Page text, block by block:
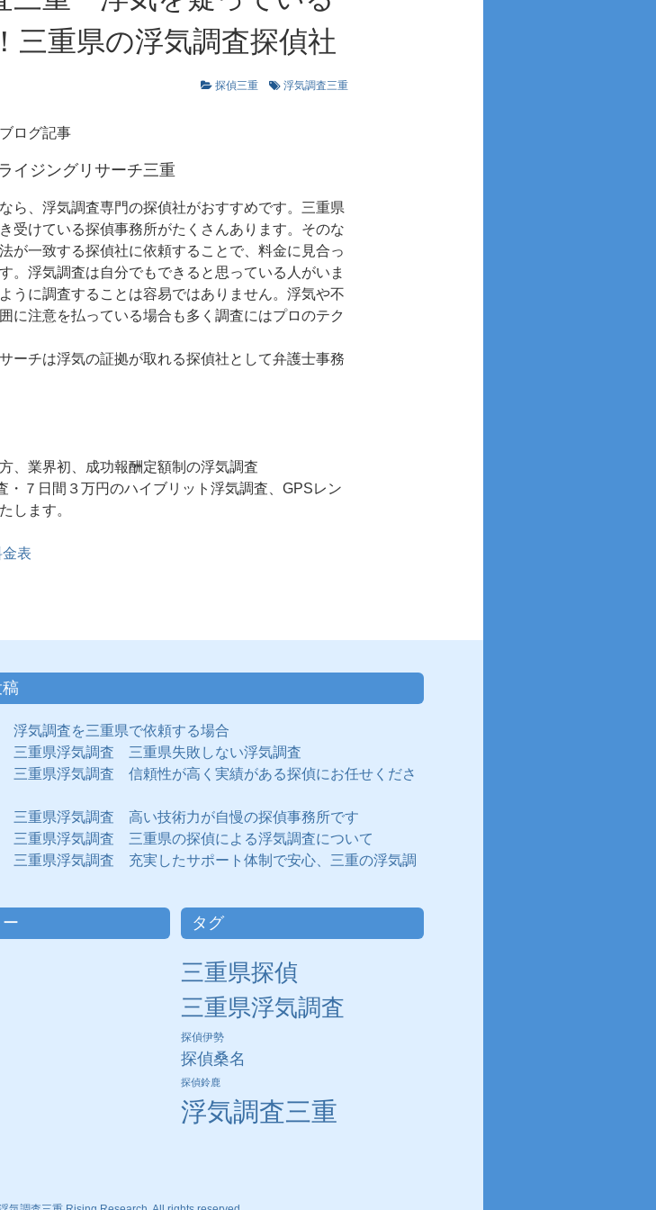
三重県の浮気調査探偵社
探偵三重 浮気調査三重
ログ記事
イジングリサーチ三重
ら、浮気調査専門の探偵社がおすすめです。三重県
受けている探偵事務所がたくさんあります。そのな
が一致する探偵社に依頼することで、料金に見合っ
。浮気調査は自分でもできると思っている人がいま
うに調査することは容易ではありません。浮気や不
に注意を払っている場合も多く調査にはプロのテク
ーチは浮気の証拠が取れる探偵社として弁護士事務
、業界初、成功報酬定額制の浮気調査
・７日間３万円のハイブリット浮気調査、GPSレン
します。
表
浮気調査を三重県で依頼する場合
三重県浮気調査 三重県失敗しない浮気調査
三重県浮気調査 信頼性が高く実績がある探偵にお任せくださ
三重県浮気調査 高い技術力が自慢の探偵事務所です
三重県浮気調査 三重県の探偵による浮気調査について
三重県浮気調査 充実したサポート体制で安心、三重の浮気調
タグ
三重県探偵
三重県浮気調査
探偵伊勢
探偵桑名
探偵鈴鹿
浮気調査三重